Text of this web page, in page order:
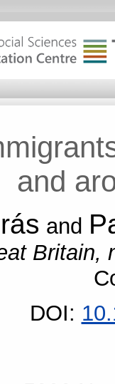
and
and
Britain,
DOI: